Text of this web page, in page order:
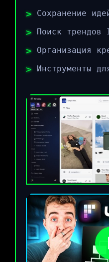
Сохранение
Поиск трендов
Организация
Инструменты